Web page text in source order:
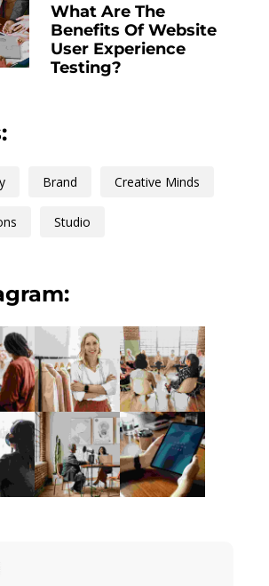
What Are The
Benefits Of Website
User Experience
Testing?
Brand Creative Minds
Studio